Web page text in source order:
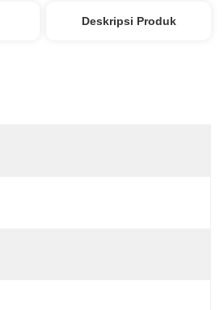
Deskripsi Produk